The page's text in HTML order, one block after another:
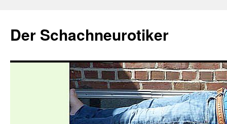
springen
Der Schachneurotiker